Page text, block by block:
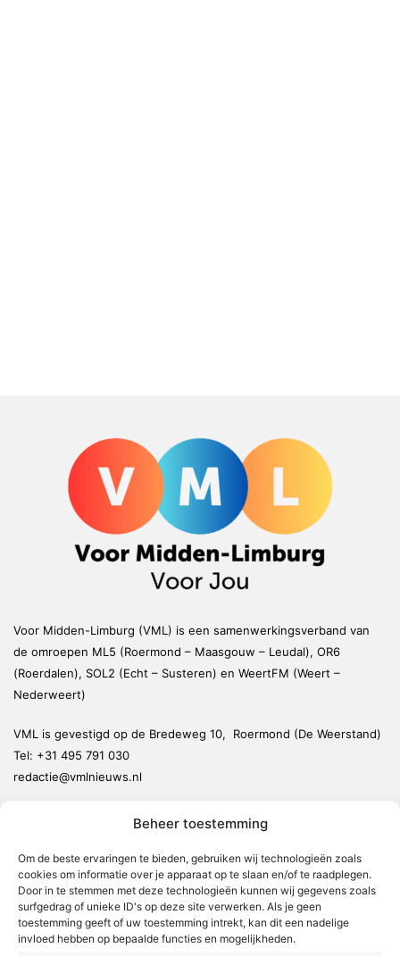
Beheer toestemming
Om de beste ervaringen te bieden, gebruiken wij technologieën zoals
cookies om informatie over je apparaat op te slaan en/of te raadplegen.
Door in te stemmen met deze technologieën kunnen wij gegevens zoals
surfgedrag of unieke ID's op deze site verwerken. Als je geen
toestemming geeft of uw toestemming intrekt, kan dit een nadelige
invloed hebben op bepaalde functies en mogelijkheden.
Voor Midden-Limburg (VML) is een samenwerkingsverband van
de omroepen ML5 (Roermond – Maasgouw – Leudal), OR6
(Roerdalen), SOL2 (Echt – Susteren) en WeertFM (Weert –
Nederweert)
VML is gevestigd op de Bredeweg 10, Roermond (De Weerstand)
Tel: +31 495 791 030
redactie@vmlnieuws.nl
Leudal
Maasgouw
Echt-Susteren